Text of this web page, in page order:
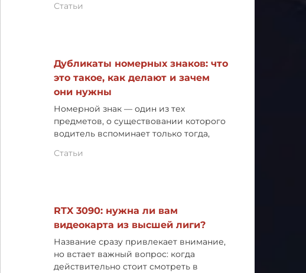
Статьи
Дубликаты номерных знаков: что
это такое, как делают и зачем
они нужны
Номерной знак — один из тех
предметов, о существовании которого
водитель вспоминает только тогда,
Статьи
RTX 3090: нужна ли вам
видеокарта из высшей лиги?
Название сразу привлекает внимание,
но встает важный вопрос: когда
действительно стоит смотреть в